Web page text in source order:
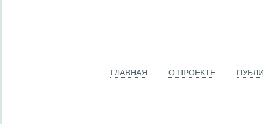
ГЛАВНАЯ О ПРОЕКТЕ